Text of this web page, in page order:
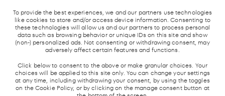
To provide the best experiences, we and our partners use technologies
like cookies to store and/or access device information. Consenting to
these technologies will allow us and our partners to process personal
data such as browsing behavior or unique IDs on this site and show
(non-) personalized ads. Not consenting or withdrawing consent, may
adversely affect certain features and functions.
Click below to consent to the above or make granular choices. Your
choices will be applied to this site only. You can change your settings
at any time, including withdrawing your consent, by using the toggles
on the Cookie Policy, or by clicking on the manage consent button at
MADRID
UNDERGROUND
LOCAL TRAIN
AND AVE
BUS STATION